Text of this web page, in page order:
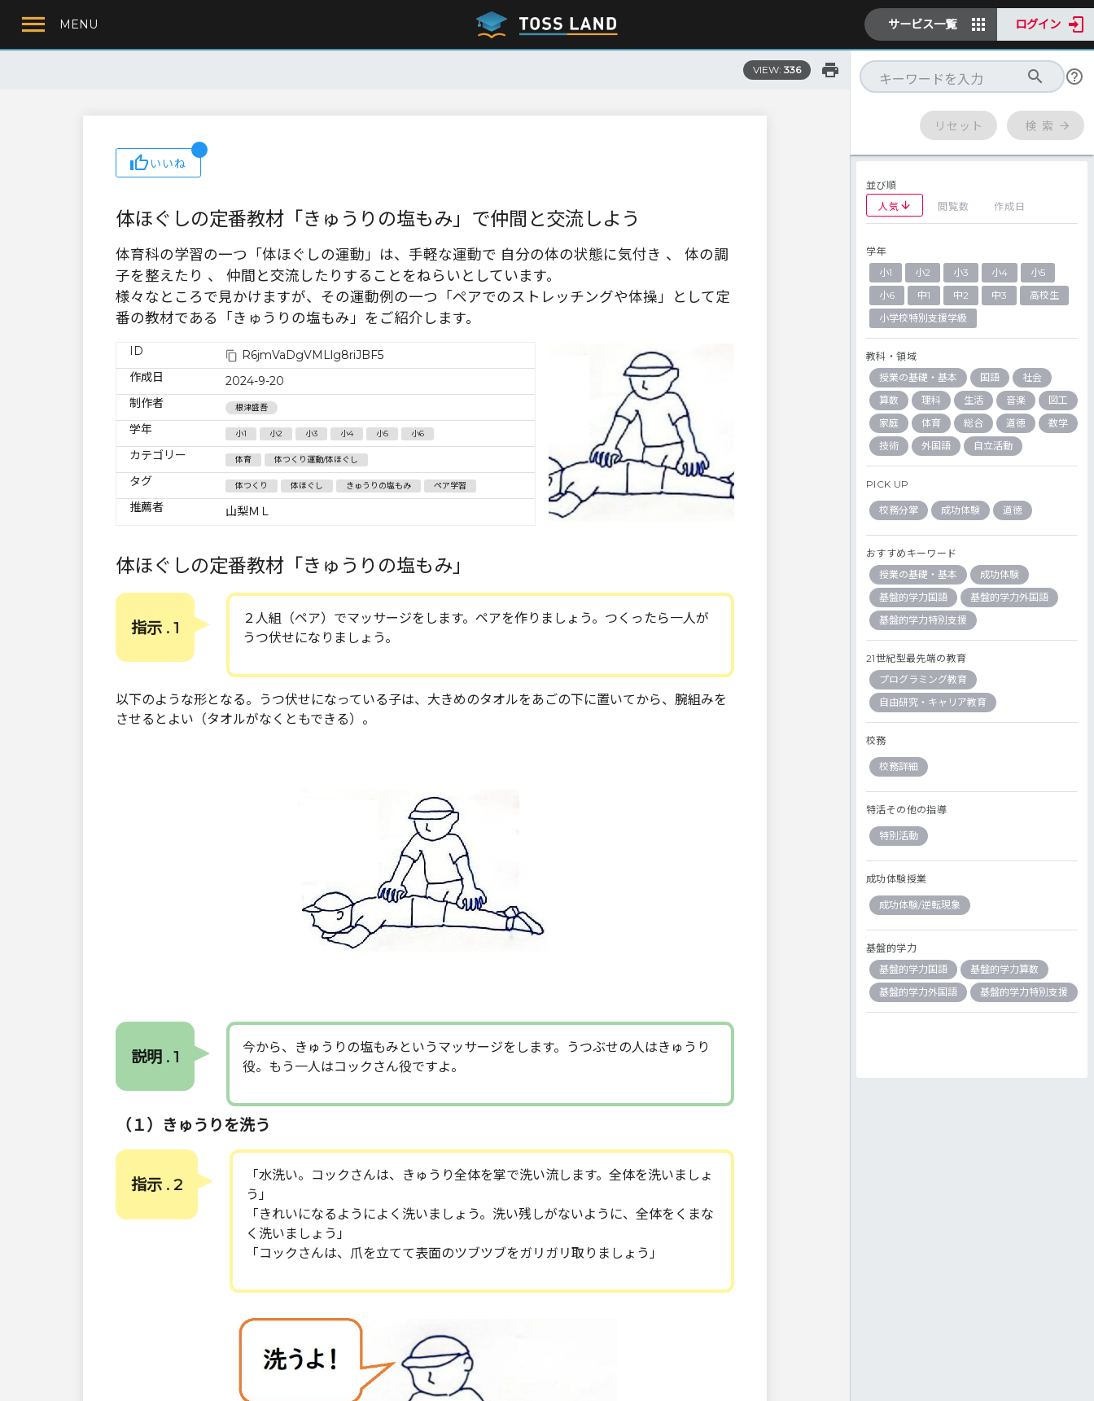
MENU サービス一覧 ログイン
VIEW: 336
いいね
体ほぐしの定番教材「きゅうりの塩もみ」で仲間と交流しよう
体育科の学習の一つ「体ほぐしの運動」は、手軽な運動で 自分の体の状態に気付き 、 体の調
子を整えたり 、 仲間と交流したりすることをねらいとしています。
様々なところで見かけますが、その運動例の一つ「ペアでのストレッチングや体操」として定
番の教材である「きゅうりの塩もみ」をご紹介します。
ID
R6jmVaDgVMLlg8riJBF5
作成日
2024-9-20
制作者
根津盛吾
学年 小1 小2 小3 小4 小5 小6
カテゴリー 体育 体つくり運動/体ほぐし
タグ 体つくり 体ほぐし きゅうりの塩もみ ペア学習
推薦者 山梨ＭＬ
体ほぐしの定番教材「きゅうりの塩もみ」
指示 . 1
２人組（ペア）でマッサージをします。ペアを作りましょう。つくったら一人が
うつ伏せになりましょう。
以下のような形となる。うつ伏せになっている子は、大きめのタオルをあごの下に置いてから、腕組みを
させるとよい（タオルがなくともできる）。
説明 . 1
今から、きゅうりの塩もみというマッサージをします。うつぶせの人はきゅうり
役。もう一人はコックさん役ですよ。
（１）きゅうりを洗う
指示 . 2
「水洗い。コックさんは、きゅうり全体を掌で洗い流します。全体を洗いましょ
う」
「きれいになるようによく洗いましょう。洗い残しがないように、全体をくまな
く洗いましょう」
「コックさんは、爪を立てて表面のツブツブをガリガリ取りましょう」
リセット 検 索
並び順
人気
閲覧数 作成日
学年
小1
小2 小3 小4
小5
小6
中1 中2 中3
高校生
小学校特別支援学級
教科・領域
授業の基礎・基本
国語
社会
算数
理科 生活 音楽
図工
家庭
体育 総合 道徳
数学
技術
外国語 自立活動
PICK UP
校務分掌 成功体験 道徳
おすすめキーワード
授業の基礎・基本
成功体験
基盤的学力国語
基盤的学力外国語
基盤的学力特別支援
21世紀型最先端の教育
プログラミング教育
自由研究・キャリア教育
校務
校務詳細
特活その他の指導
特別活動
成功体験授業
成功体験/逆転現象
基盤的学力
基盤的学力国語
基盤的学力算数
基盤的学力外国語
基盤的学力特別支援